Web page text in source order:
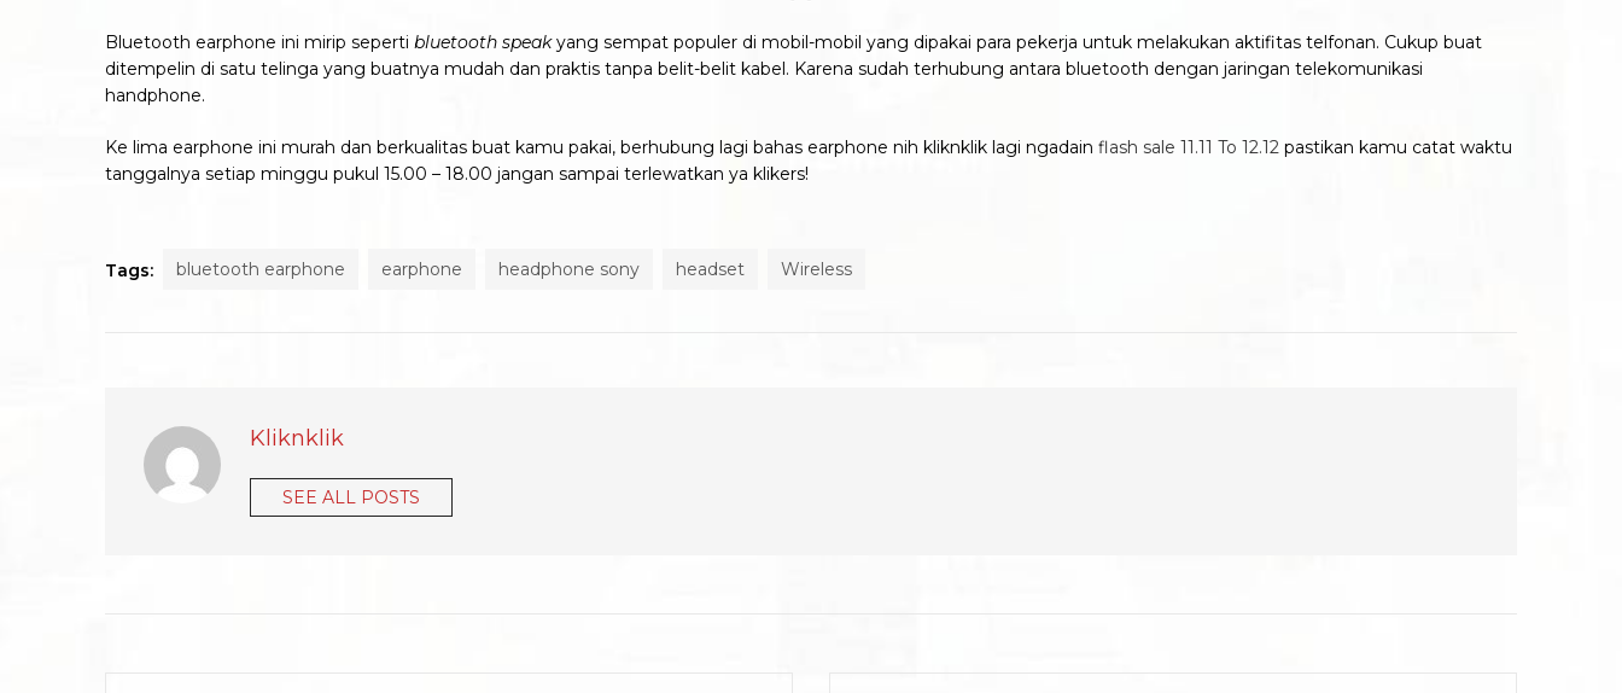
Bluetooth earphone ini mirip seperti bluetooth speakyang sempat populer di mobil-mobil yang dipakai para pekerja untuk melakukan aktifitas telfonan. Cukup buat
ditempelin di satu telinga yang buatnya mudah dan praktis tanpa belit-belit kabel. Karena sudah terhubung antara bluetooth dengan jaringan telekomunikasi
handphone.
Ke lima earphone ini murah dan berkualitas buat kamu pakai, berhubung lagi bahas earphone nih kliknklik lagi ngadain flash sale 11.11 To 12.12 pastikan kamu catat waktu
tanggalnya setiap minggu pukul 15.00 – 18.00 jangan sampai terlewatkan ya klikers!
Tags: bluetooth earphone earphone headphone sony headset Wireless
Kliknklik
SEE ALL POSTS